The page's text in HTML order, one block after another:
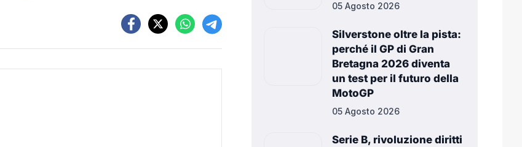
05 Agosto 2026
Silverstone oltre la pista:
perché il GP di Gran
Bretagna 2026 diventa
un test per il futuro della
MotoGP
05 Agosto 2026
Serie B, rivoluzione diritti